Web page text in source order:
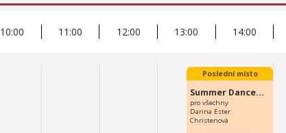
10:00 11:00 12:00 13:00 14:00
Poslední místo
Summer Dance…
pro všechny
Darina Ester
Christenová